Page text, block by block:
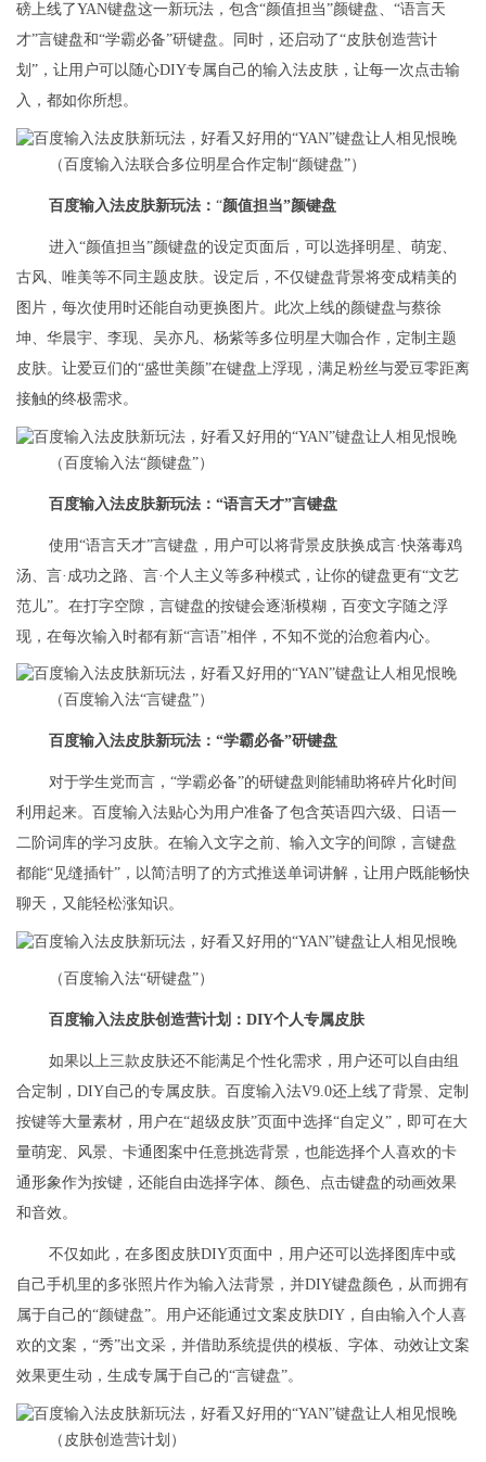
磅上线了YAN键盘这一新玩法，包含“颜值担当”颜键盘、“语言天
才”言键盘和“学霸必备”研键盘。同时，还启动了“皮肤创造营计
划”，让用户可以随心DIY专属自己的输入法皮肤，让每一次点击输
入，都如你所想。
（百度输入法联合多位明星合作定制“颜键盘”）
百度输入法皮肤新玩法： “颜值担当”颜键盘
进入“颜值担当”颜键盘的设定页面后，可以选择明星、萌宠、
古风、唯美等不同主题皮肤。设定后，不仅键盘背景将变成精美的
图片，每次使用时还能自动更换图片。此次上线的颜键盘与蔡徐
坤、华晨宇、李现、吴亦凡、杨紫等多位明星大咖合作，定制主题
皮肤。让爱豆们的“盛世美颜”在键盘上浮现，满足粉丝与爱豆零距离
接触的终极需求。
（百度输入法“颜键盘”）
百度输入法皮肤新玩法：“语言天才”言键盘
使用“语言天才”言键盘，用户可以将背景皮肤换成言·快落毒鸡
汤、言·成功之路、言·个人主义等多种模式，让你的键盘更有“文艺
范儿”。在打字空隙，言键盘的按键会逐渐模糊，百变文字随之浮
现，在每次输入时都有新“言语”相伴，不知不觉的治愈着内心。
（百度输入法“言键盘”）
百度输入法皮肤新玩法：“学霸必备”研键盘
对于学生党而言，“学霸必备”的研键盘则能辅助将碎片化时间
利用起来。百度输入法贴心为用户准备了包含英语四六级、日语一
二阶词库的学习皮肤。在输入文字之前、输入文字的间隙，言键盘
都能“见缝插针”，以简洁明了的方式推送单词讲解，让用户既能畅快
聊天，又能轻松涨知识。
（百度输入法“研键盘”）
百度输入法皮肤创造营计划：DIY个人专属皮肤
如果以上三款皮肤还不能满足个性化需求，用户还可以自由组
合定制，DIY自己的专属皮肤。百度输入法V9.0还上线了背景、定制
按键等大量素材，用户在“超级皮肤”页面中选择“自定义”，即可在大
量萌宠、风景、卡通图案中任意挑选背景，也能选择个人喜欢的卡
通形象作为按键，还能自由选择字体、颜色、点击键盘的动画效果
和音效。
不仅如此，在多图皮肤DIY页面中，用户还可以选择图库中或
自己手机里的多张照片作为输入法背景，并DIY键盘颜色，从而拥有
属于自己的“颜键盘”。用户还能通过文案皮肤DIY，自由输入个人喜
欢的文案，“秀”出文采，并借助系统提供的模板、字体、动效让文案
效果更生动，生成专属于自己的“言键盘”。
（皮肤创造营计划）